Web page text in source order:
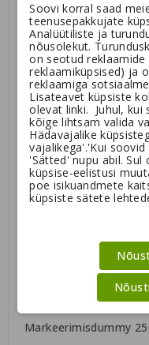
Mystique®
dummy
17,90 €
Markeerimisdummy
Soovi korral saad
teenusepakkujate
Analüütiliste ja
nõusolekut.
on seotud reklaamide
reklaamiküpsised) ja
reklaamiga
Lisateavet küpsiste
olevat linki. Juhul, kui
kõige lihtsam valida
Hädavajalike
vajalikega'.'Kui
'Sätted' nupu abil.
küpsise-eelistusi
poe isikuandmete
küpsiste sätete